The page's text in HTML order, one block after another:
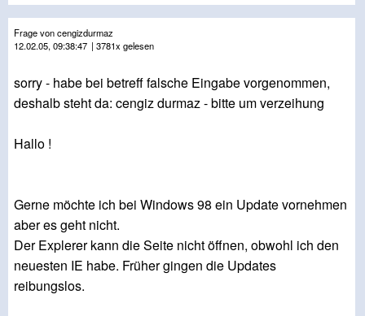
Frage von cengizdurmaz
12.02.05, 09:38:47 | 3781x gelesen
sorry - habe bei betreff falsche Eingabe vorgenommen,
deshalb steht da: cengiz durmaz - bitte um verzeihung
Hallo !
Gerne möchte ich bei Windows 98 ein Update vornehmen
aber es geht nicht.
Der Explerer kann die Seite nicht öffnen, obwohl ich den
neuesten IE habe. Früher gingen die Updates
reibungslos.